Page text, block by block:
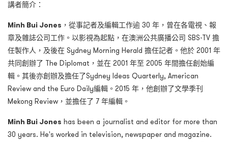
講者簡介：
Minh Bui Jones ，從事記者及編輯工作逾 30 年，曾在各電視、報
章及雜誌公司工作。以影視為起點，在澳洲公共廣播公司 SBS-TV 擔
任製作人，及後在 Sydney Morning Herald 擔任記者。他於 2001 年
共同創辦了 The Diplomat，並在 2001 年至 2005 年間擔任創始編
輯。其後亦創辦及擔任了Sydney Ideas Quarterly, American
Review and the Euro Daily編輯。2015 年，他創辦了文學季刊
Mekong Review，並擔任了 7 年編輯。
Minh Bui Jones has been a journalist and editor for more than
30 years. He's worked in television, newspaper and magazine.